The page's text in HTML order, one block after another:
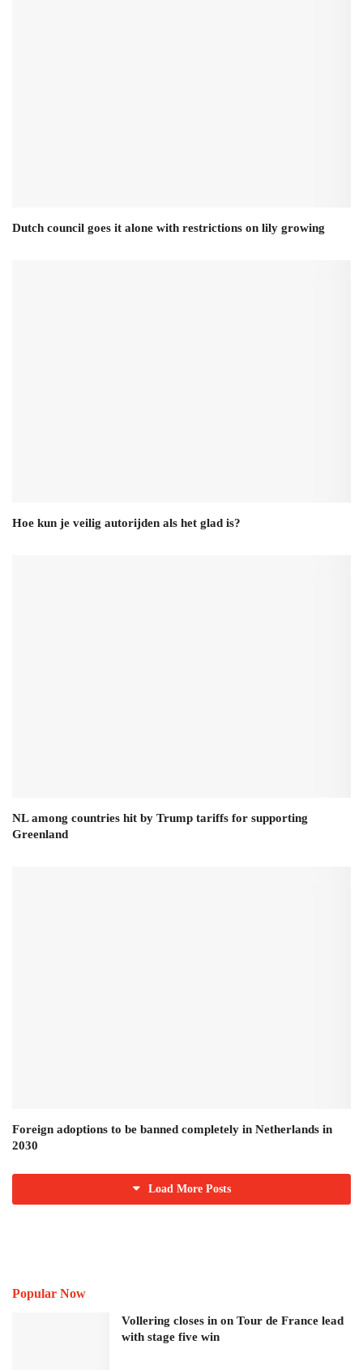
Dutch council goes it alone with restrictions on lily growing
Hoe kun je veilig autorijden als het glad is?
NL among countries hit by Trump tariffs for supporting
Greenland
Foreign adoptions to be banned completely in Netherlands in
2030
Load More Posts
Popular Now
Vollering closes in on Tour de France lead
with stage five win